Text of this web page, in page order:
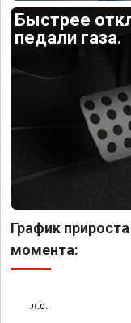
Быстрее
педали газа.
График
момента:
л.с.